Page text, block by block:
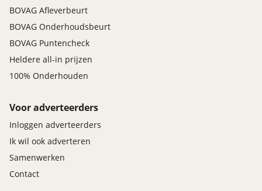
BOVAG Afleverbeurt
BOVAG Onderhoudsbeurt
BOVAG Puntencheck
Heldere all-in prijzen
100% Onderhouden
Voor adverteerders
Inloggen adverteerders
Ik wil ook adverteren
Samenwerken
Contact